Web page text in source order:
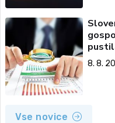
8. 8.
Vse novice